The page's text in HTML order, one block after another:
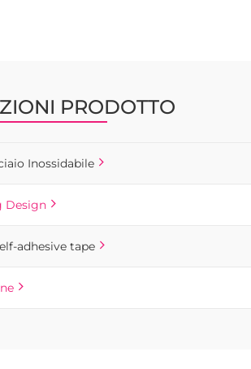
PRODOTTO
Inossidabile
Design
adhesive tape